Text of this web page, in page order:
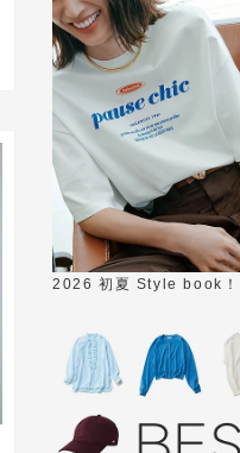
2026 初夏 Style book！